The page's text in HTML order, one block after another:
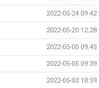
2022-05-24 09:42
2022-05-20 12:28
2022-05-05 09:45
2022-05-05 09:39
2022-05-03 10:59